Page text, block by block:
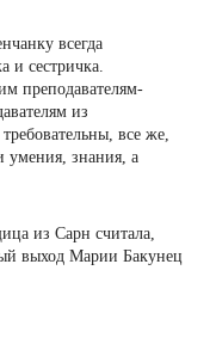
всегда
и сестричка.
преподавателям-
из
все же,
умения, знания, а
из Сарн считала,
выход Марии Бакунец